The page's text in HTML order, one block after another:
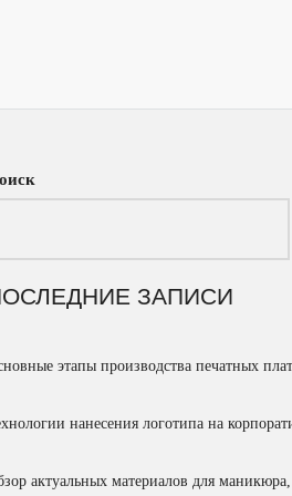
ЗАПИСИ
этапы производства печатных плат
нанесения логотипа на
актуальных материалов для